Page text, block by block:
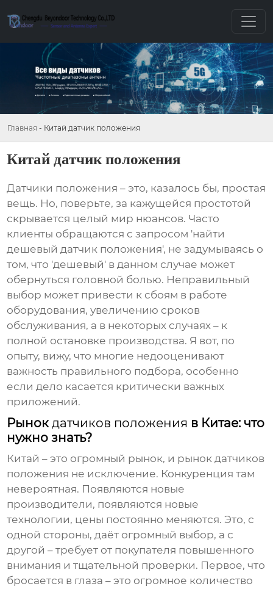
Главная - Китай датчик положения
Китай датчик положения
Датчики положения – это, казалось бы, простая
вещь. Но, поверьте, за кажущейся простотой
скрывается целый мир нюансов. Часто
клиенты обращаются с запросом 'найти
дешевый датчик положения', не задумываясь о
том, что 'дешевый' в данном случае может
обернуться головной болью. Неправильный
выбор может привести к сбоям в работе
оборудования, увеличению сроков
обслуживания, а в некоторых случаях – к
полной остановке производства. Я вот, по
опыту, вижу, что многие недооценивают
важность правильного подбора, особенно
если дело касается критически важных
приложений.
Рынокдатчиков положения в Китае: что
нужно знать?
Китай – это огромный рынок, и рынокдатчиков
положения не исключение. Конкуренция там
невероятная. Появляются новые
производители, появляются новые
технологии, цены постоянно меняются. Это, с
одной стороны, даёт огромный выбор, а с
другой – требует от покупателя повышенного
внимания и тщательной проверки. Первое, что
бросается в глаза – это огромное количество